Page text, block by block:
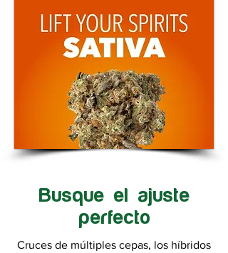
Busque el ajuste
perfecto
Cruces de múltiples cepas, los híbridos